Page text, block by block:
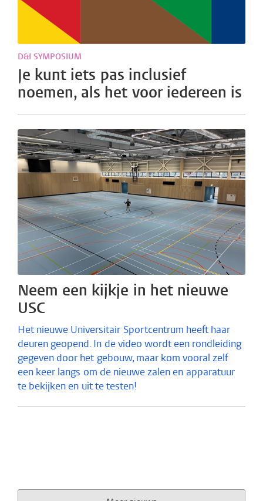
D&I SYMPOSIUM
Je kunt iets pas inclusief
noemen, als het voor iedereen is
Neem een kijkje in het nieuwe
USC
Het nieuwe Universitair Sportcentrum heeft haar
deuren geopend. In de video wordt een rondleiding
gegeven door het gebouw, maar kom vooral zelf
een keer langs om de nieuwe zalen en apparatuur
te bekijken en uit te testen!